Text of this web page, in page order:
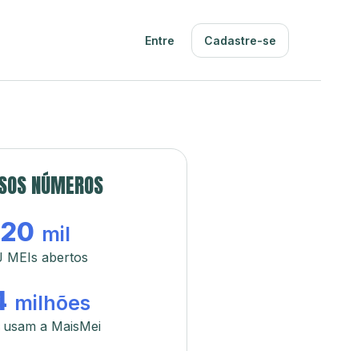
Entre Cadastre-se
NÚMEROS
mil
MEIs abertos
milhões
usam a MaisMei